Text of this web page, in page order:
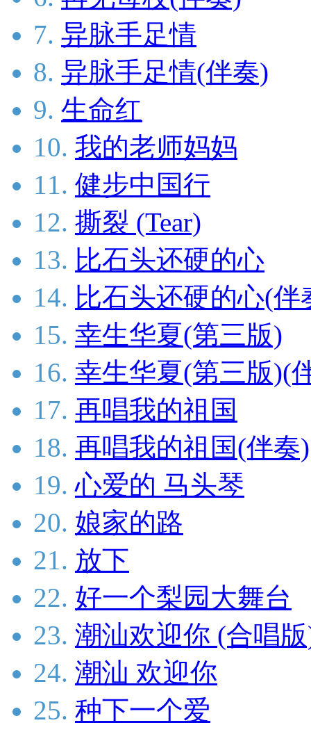
7. 异脉手足情
8. 异脉手足情(伴奏)
9. 生命红
10. 我的老师妈妈
11. 健步中国行
12. 撕裂 (Tear)
13. 比石头还硬的心
14. 比石头还硬的心(伴
15. 幸生华夏(第三版)
16. 幸生华夏(第三版)(
17. 再唱我的祖国
18. 再唱我的祖国(伴奏)
19. 心爱的 马头琴
20. 娘家的路
21. 放下
22. 好一个梨园大舞台
23. 潮汕欢迎你 (合唱
24. 潮汕 欢迎你
25. 种下一个爱